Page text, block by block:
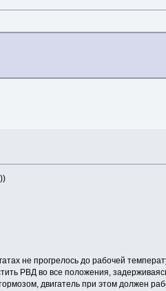
не прогрелось до рабочей
РВД во все положения,
двигатель при этом должен